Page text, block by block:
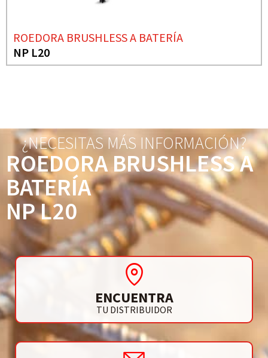
ROEDORA BRUSHLESS A BATERÍA
NP L20
¿NECESITAS MÁS INFORMACIÓN?
ROEDORA BRUSHLESS A
BATERÍA
NP L20
ENCUENTRA
TU DISTRIBUIDOR